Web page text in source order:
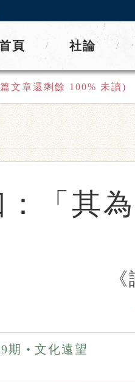
頁 / 社論 /
文章還剩餘 100% 未讀)
：「其
期 文化遠望